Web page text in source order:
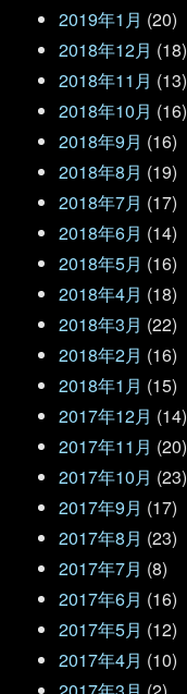
2019年1月 (20)
2018年12月 (18)
2018年11月 (13)
2018年10月 (16)
2018年9月 (16)
2018年8月 (19)
2018年7月 (17)
2018年6月 (14)
2018年5月 (16)
2018年4月 (18)
2018年3月 (22)
2018年2月 (16)
2018年1月 (15)
2017年12月 (14)
2017年11月 (20)
2017年10月 (23)
2017年9月 (17)
2017年8月 (23)
2017年7月 (8)
2017年6月 (16)
2017年5月 (12)
2017年4月 (10)